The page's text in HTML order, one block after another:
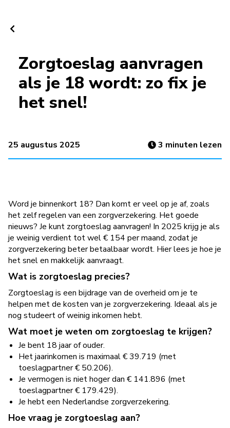
Zorgtoeslag aanvragen
als je 18 wordt: zo fix je
het snel!
25 augustus 2025 3 minuten lezen
Word je binnenkort 18? Dan komt er veel op je af, zoals
het zelf regelen van een zorgverzekering. Het goede
nieuws? Je kunt zorgtoeslag aanvragen! In 2025 krijg je als
je weinig verdient tot wel € 154 per maand, zodat je
zorgverzekering beter betaalbaar wordt. Hier lees je hoe je
het snel en makkelijk aanvraagt.
Wat is zorgtoeslag precies?
Zorgtoeslag is een bijdrage van de overheid om je te
helpen met de kosten van je zorgverzekering. Ideaal als je
nog studeert of weinig inkomen hebt.
Wat moet je weten om zorgtoeslag te krijgen?
Je bent 18 jaar of ouder.
Het jaarinkomen is maximaal € 39.719 (met
toeslagpartner € 50.206).
Je vermogen is niet hoger dan € 141.896 (met
toeslagpartner € 179.429).
Je hebt een Nederlandse zorgverzekering.
Hoe vraag je zorgtoeslag aan?